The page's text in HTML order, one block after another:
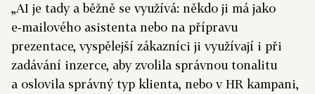
„AI je tady a běžně se využívá: někdo ji má jako
e‑mailového asistenta nebo na přípravu
prezentace, vyspělejší zákazníci ji využívají i při
zadávání inzerce, aby zvolila správnou tonalitu
a oslovila správný typ klienta, nebo v HR kampani,